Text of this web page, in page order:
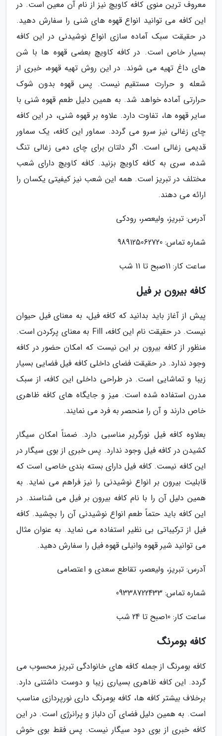
معروف ترین منوی کافه کاویچ نیز از نام آن معین است. در
این کافه می توانید انواع قهوه های شنی را سفارش دهید.
در حقیقت سبک آماده سازی انواع نوشیدنی در این کافه
بسیار خاص است. در کافه کاویچ بعضی قهوه ها با شن
های داغ تهیه می شوند. در این روش تهیه قهوه، خبری از
شعله و حرارت مستقیم نیست. پس قهوه بدون شوک
حرارتی آماده خواهد شد. به همین دلیل طعم قهوه شنی با
سایر قهوه ها، تفاوت دارد. علاوه بر قهوه شنی، در این کافه
چای زغالی نیز سرو می گردد. سماور این کافه، یک سماور
قدیمی زغالی است. اگر دلتان برای چای دمی زغالی تنگ
شده، سری به کافه کاویچ بزنید. کافه کاویچ دارای شعب
مختلف در تبریز است. همه این شعب نیز کیفیتی یکسان را
ارائه می دهند.
آدرس: تبریز، ولیعصر، رودکی
شماره تماس: 989125062720
ساعت کار: 11صبح تا 11 شب
کافه بیرون بر فیل
پیش از آغاز باید بدانید که کافه فیل، به معنای فیل حیوان
نیست. در حقیقت نام این کافه، Fill به معنای پرکردن است.
منظور از کافه بیرون بر این نیست که امکان حضور در کافه
وجود ندارد. در حقیقت فضای داخلی کافه فیل فضایی بسیار
زیبا و تماشایی است. در طراحی داخلی این کافه، از سبک
مدرن استفاده شده است. میز و جایگاه های کافه ظاهری
خاص دارند و آن را منحصر به فرد می نمایند.
بعلاوه کافه فیل نورگریر مناسبی دارد. ضمناً امکان سیگار
کشیدن در کافه فیل وجود ندارد. پس خبری از بوی سیگار در
این کافه نیست. کافه فیل دارای بسته بندی خاصی است که
قابلیت بیرون بر انواع نوشیدنی را نیز فراهم می نماید. به
همین دلیل آن را با نام کافه بیرون بر فیل می شناسند. در
این کافه باید حتماً طعم انواع نوشیدنی آن را بچشید. کافه
فیل از ترکیباتی بی نظیر استفاده می نماید. به عنوان مثال
می توانید شیر قهوه وانیلی قهوه فیل را سفارش دهید.
آدرس: تبریز، ولیعصر، تقاطع سعدی و اعتصامی
شماره تماس: 09338722433
ساعت کار: 10صبح تا 24 شب
کافه بومرنگ
کافه بومرنگ از جمله کافه های خانوادگی تبریز محسوب می
گردد. این کافه ظاهری بسیاری زیبا و دوست داشتنی دارد.
برخلاف بیشتر کافه ها، کافه بومرنگ داری نورپردازی مناسب
است. به همین دلیل فضای آن دلباز و پرانرژی است. در این
کافه خبری از بوی دود سیگار نیست. پس فقط بوی خوش